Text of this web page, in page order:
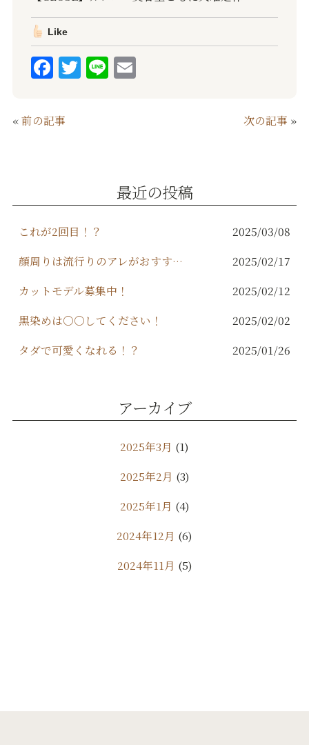
Like
F
c
e
o
k
T LiE
«前の記事 次の記事 »
最近の投稿
これが2回目！？
2025/03/08
顔周りは流行りのアレがおすすめ！
2025/02/17
カットモデル募集中！
2025/02/12
黒染めは○○してください！
2025/02/02
タダで可愛くなれる！？
2025/01/26
アーカイブ
2025年3月 (1)
2025年2月 (3)
2025年1月 (4)
2024年12月 (6)
2024年11月 (5)
2024年6月(18)